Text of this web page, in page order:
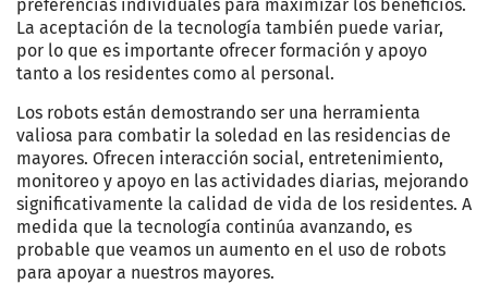
preferencias individuales para maximizar los beneficios.
La aceptación de la tecnología también puede variar,
por lo que es importante ofrecer formación y apoyo
tanto a los residentes como al personal.
Los robots están demostrando ser una herramienta
valiosa para combatir la soledad en las residencias de
mayores. Ofrecen interacción social, entretenimiento,
monitoreo y apoyo en las actividades diarias, mejorando
significativamente la calidad de vida de los residentes. A
medida que la tecnología continúa avanzando, es
probable que veamos un aumento en el uso de robots
para apoyar a nuestros mayores.